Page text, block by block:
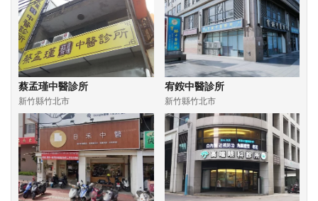
蔡孟瑾中醫診所
新竹縣竹北市
宥銨中醫診所
新竹縣竹北市